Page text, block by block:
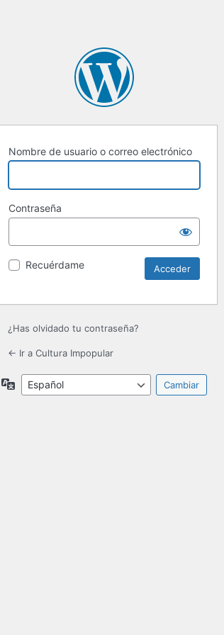
Nombre de usuario o correo electrónico
Contraseña
Recuérdame
¿Has olvidado tu contraseña?
← Ir a Cultura Impopular
Idioma